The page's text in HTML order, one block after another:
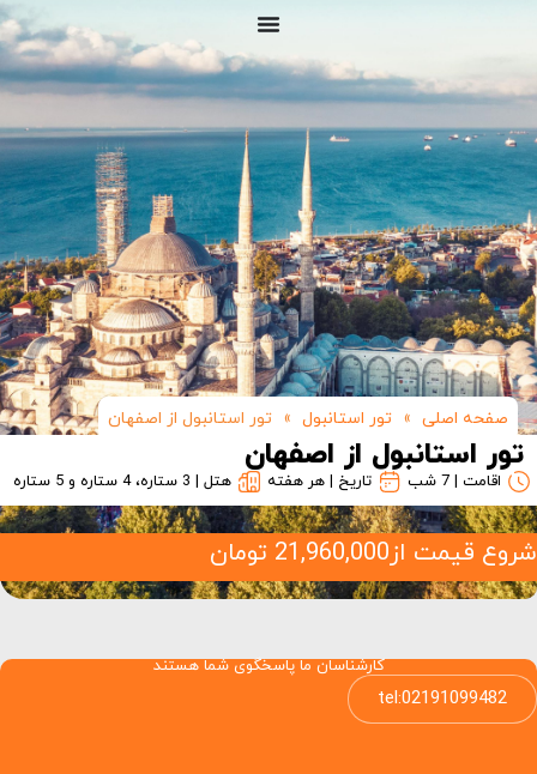
صفحه اصلی » تور استانبول » تور استانبول از اصفهان
تور استانبول از اصفهان
اقامت | 7 شب تاریخ | هر هفته هتل | 3 ستاره، 4 ستاره و 5 ستاره
شروع قیمت از21,960,000 تومان
کارشناسان ما پاسخگوی شما هستند
tel:02191099482